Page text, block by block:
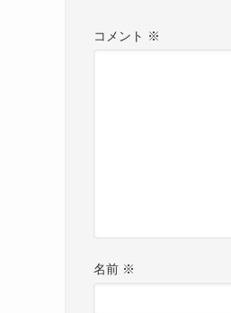
コメント ※
名前 ※